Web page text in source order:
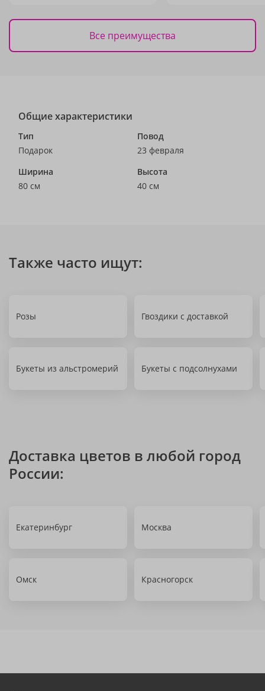
Все преимущества
Общие характеристики
Тип
Подарок
Повод
23 февраля
Ширина
80 см
Высота
40 см
Также часто ищут:
Розы Гвоздики с доставкой
Букеты из альстромерий Букеты с подсолнухами
Доставка цветов в любой город
России:
Екатеринбург Москва
Омск Красногорск